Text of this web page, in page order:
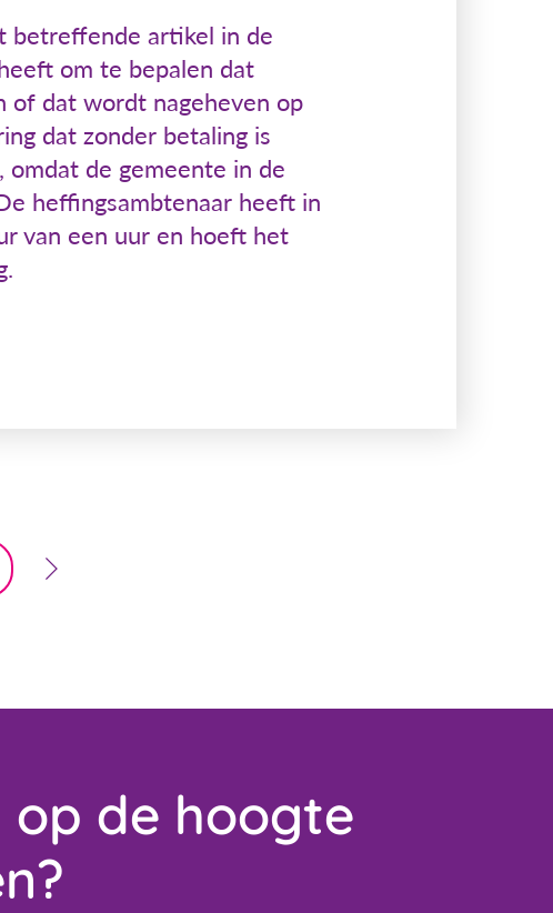
betreffende artikel in de
om te bepalen dat
of dat wordt nageheven op
dat zonder betaling is
de gemeente in de
heffingsambtenaar heeft in
van een uur en hoeft het
de hoogte